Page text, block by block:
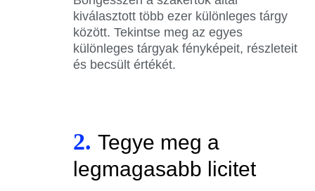
kiválasztott több ezer különleges tárgy
között. Tekintse meg az egyes
különleges tárgyak fényképeit, részleteit
és becsült értékét.
2. Tegye meg a
legmagasabb licitet